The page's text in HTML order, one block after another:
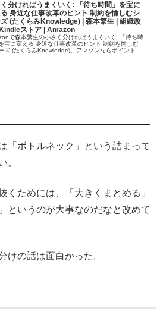
分ければうまくいく: 「待ち時間」を宝に
身近な仕事改革のヒント 制約を愉しむシ
ズ (たくらみKnowledge) | 森本繁生 | 組織改
ストア | Amazon
で森本繁生の小さく分ければうまくいく: 「待ち時
宝に変える 身近な仕事改革のヒント 制約を愉しむ
ズ (たくらみKnowledge)。アマゾンならポイント還
「ボトルネック」という詰まって
。
くためには、「大きくまとめる」
というのが大事なのだなと改めて
けの話は面白かった。